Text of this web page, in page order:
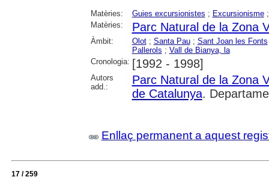
Matèries: Guies excursionistes ; Excursionisme
Matèries:
Parc Natural de la Zona
Àmbit: Olot; Santa Pau; Sant Joan les Fonts
Pallerols ; Vall de Bianya, la
Cronologia: [1992 - 1998]
Autors
add.:
Parc Natural de la Zona
de Catalunya.
Enllaç permanent a aquest
17 / 259